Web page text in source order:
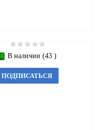
В наличии (43 )
ПОДПИСАТЬСЯ